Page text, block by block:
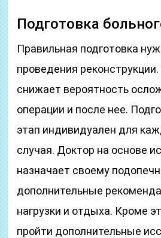
Подготовка
Правильная подготовка
проведения
снижает вероятность
операции и после нее.
этап индивидуален для
случая. Доктор на основе
назначает своему
дополнительные
нагрузки и отдыха. Кроме
пройти дополнительные